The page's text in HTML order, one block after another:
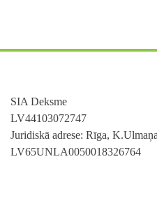
SIA Deksme
LV44103072747
Juridiskā adrese: Rīga,
LV65UNLA0050018326764